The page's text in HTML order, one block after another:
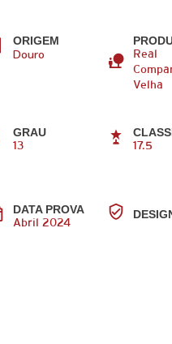
ORIGEM
Douro
Real
Velha
GRAU
13 17.5
DATA PROVA
Abril 2024